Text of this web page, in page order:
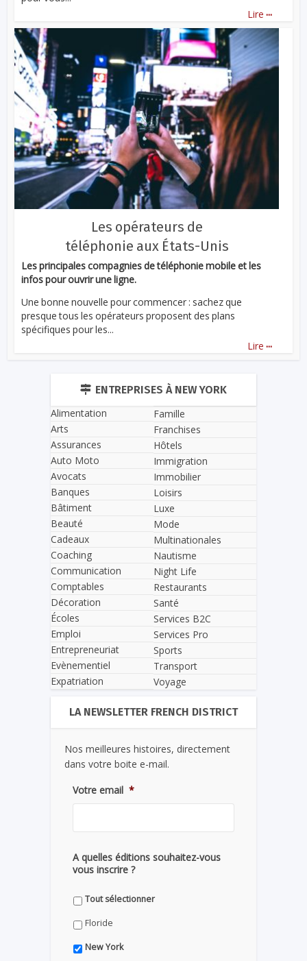
Lire ...
Les opérateurs de
téléphonie aux États-Unis
Les principales compagnies de téléphonie mobile et les
infos pour ouvrir une ligne.
Une bonne nouvelle pour commencer : sachez que
presque tous les opérateurs proposent des plans
spécifiques pour les...
Lire ...
ENTREPRISES À NEW YORK
Alimentation
Arts
Assurances
Auto Moto
Avocats
Banques
Bâtiment
Beauté
Cadeaux
Coaching
Communication
Comptables
Décoration
Écoles
Emploi
Entrepreneuriat
Evènementiel
Expatriation
Famille
Franchises
Hôtels
Immigration
Immobilier
Loisirs
Luxe
Mode
Multinationales
Nautisme
Night Life
Restaurants
Santé
Services B2C
Services Pro
Sports
Transport
Voyage
LA NEWSLETTER FRENCH DISTRICT
Nos meilleures histoires, directement
dans votre boite e-mail.
Votre email *
A quelles éditions souhaitez-vous
vous inscrire ?
Tout sélectionner
Floride
New York